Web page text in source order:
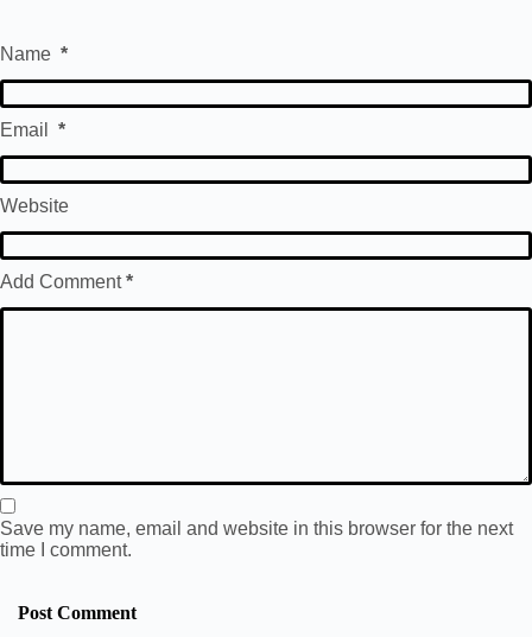
Name *
Email *
Website
Add Comment*
Save my name, email and website in this browser for the next
time I comment.
Post Comment